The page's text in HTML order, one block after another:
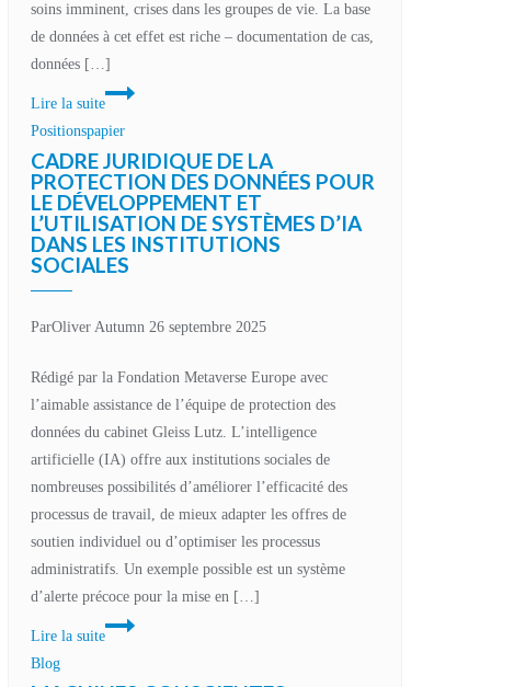
soins imminent, crises dans les groupes de vie. La base
de données à cet effet est riche – documentation de cas,
données […]
Lire la suite
IA
dans
les
institutions
sociales
entre
Positionspapier
CADRE JURIDIQUE DE LA
PROTECTION DES DONNÉES POUR
LE DÉVELOPPEMENT ET
L’UTILISATION DE SYSTÈMES D’IA
DANS LES INSTITUTIONS
SOCIALES
ParOliver Autumn 26 septembre 2025
Rédigé par la Fondation Metaverse Europe avec
l’aimable assistance de l’équipe de protection des
données du cabinet Gleiss Lutz. L’intelligence
artificielle (IA) offre aux institutions sociales de
nombreuses possibilités d’améliorer l’efficacité des
processus de travail, de mieux adapter les offres de
soutien individuel ou d’optimiser les processus
administratifs. Un exemple possible est un système
d’alerte précoce pour la mise en […]
Lire la suite
Cadre
Blog